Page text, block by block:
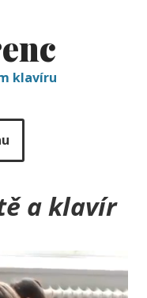
klavíru
a klavír